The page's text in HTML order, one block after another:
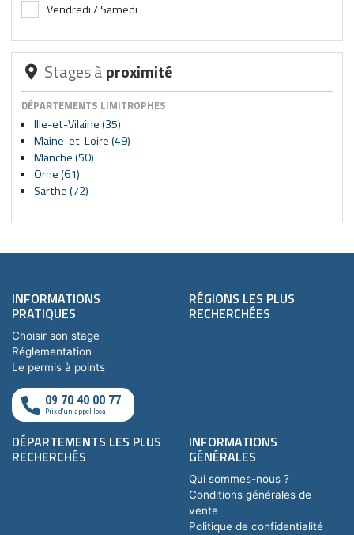
Vendredi / Samedi
Stages àproximité
DÉPARTEMENTS LIMITROPHES
Ille-et-Vilaine (35)
Maine-et-Loire (49)
Manche (50)
Orne (61)
Sarthe (72)
INFORMATIONS
PRATIQUES
Choisir son stage
Réglementation
Le permis à points
09 70 40 00 77
Prix d'un appel local
RÉGIONS LES PLUS
RECHERCHÉES
DÉPARTEMENTS LES PLUS
RECHERCHÉS
INFORMATIONS
GÉNÉRALES
Qui sommes-nous ?
Conditions générales de
vente
Politique de confidentialité